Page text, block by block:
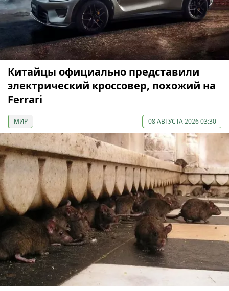
Китайцы официально представили
электрический кроссовер, похожий на
Ferrari
МИР 08 АВГУСТА 2026 03:30